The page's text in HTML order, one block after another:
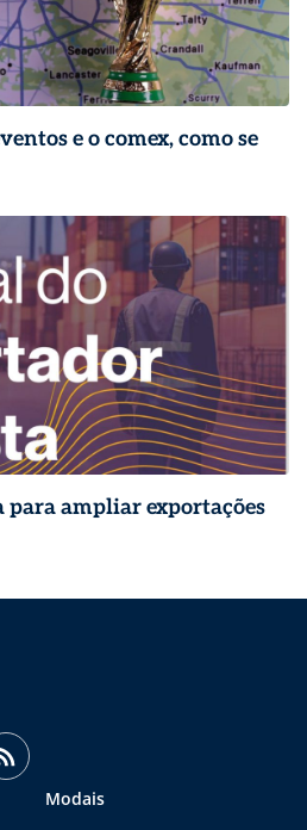
e o comex, como se
para ampliar exportações
Modais